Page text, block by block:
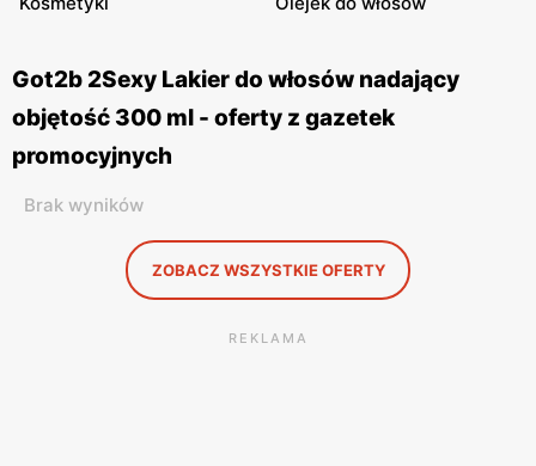
Got2b 2Sexy Lakier do włosów nadający
objętość 300 ml - oferty z gazetek
promocyjnych
Brak wyników
ZOBACZ WSZYSTKIE OFERTY
REKLAMA